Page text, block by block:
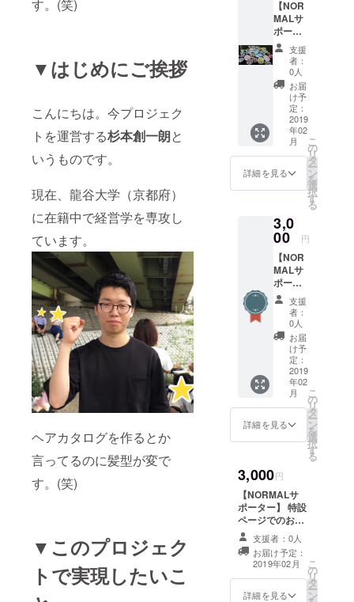
す。(笑)
▼はじめにご挨拶
こんにちは。今プロジェク
トを運営する杉本創一朗と
いうものです。
現在、龍谷大学（京都府）
に在籍中で経営学を専攻し
ています。
ヘアカタログを作るとか
言ってるのに髪型が変で
す。(笑)
▼このプロジェク
トで実現したいこ
【NOR
MALサ
ポー
ター】
特設
ページ
でのお
名前掲
載 今プ
ロジェ
クトの
オリジ
ナル缶
バッジ
支援
者：
0人
お届
け予
定：
2019
年02
月
詳細を見る
こ
の
リ
タ
ー
ン
を
選
択
す
る
3,0
00 円
【NOR
MALサ
ポー
ター】
特設
ページ
でのお
名前掲
載 今プ
ロジェ
クトの
オリジ
ナルス
テッ
カー お
礼の
セージ
支援
者：
0人
お届
け予
定：
2019
年02
月
詳細を見る
こ
の
リ
タ
ー
ン
を
選
択
す
る
3,000円
【NORMALサ
ポーター】 特設
ページでのお名
前掲載 今プロ
ジェクトのオリ
ジナル缶バッジ
お礼のメッセー
ジ
支援者：0人
お届け予定：
2019年02月
詳細を見る
こ
の
リ
タ
ー
ン